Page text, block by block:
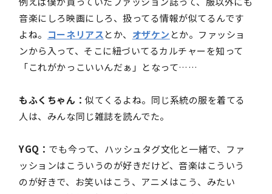
音楽にしろ映画にしろ、扱ってる情報が似てるんです
よね。 コーネリアスとか、 オザケン とか。ファッショ
ンから入って、そこに紐づいてるカルチャーを知って
「これがかっこいいんだぁ」となって……
もふくちゃん：似てくるよね。同じ系統の服を着てる
人は、みんな同じ雑誌を読んでた。
YGQ： でも今って、ハッシュタグ文化と一緒で、ファ
ッションはこういうのが好きだけど、音楽はこういう
のが好きで、お笑いはこう、アニメはこう、みたい